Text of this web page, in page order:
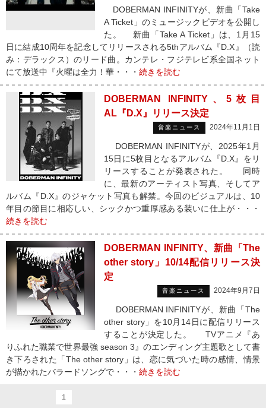
DOBERMAN INFINITYが、新曲「Take
A Ticket」のミュージックビデオを公開し
た。 新曲「Take A Ticket」は、1月15
日に結成10周年を記念してリリースされる5thアルバム『D.X』（読
み：デラックス）のリード曲。カンテレ・フジテレビ系全国ネット
にて放送中『火曜は全力！華・・・ 続きを読む
DOBERMAN INFINITY、5枚目
AL『D.X』リリース決定
音楽ニュース 2024年11月1日
DOBERMAN INFINITYが、2025年1月
15日に5枚目となるアルバム『D.X』をリ
リースすることが発表された。 同時
に、最新のアーティスト写真、そしてア
ルバム『D.X』のジャケット写真も解禁。今回のビジュアルは、10
年目の節目に相応しい、シックかつ重厚感ある装いに仕上が・・・
続きを読む
DOBERMAN INFINITY、新曲「The
other story」10/14配信リリース決
定
音楽ニュース 2024年9月7日
DOBERMAN INFINITYが、新曲「The
other story」を10月14日に配信リリース
することが決定した。 TVアニメ『あ
りふれた職業で世界最強 season 3』のエンディング主題歌として書
き下ろされた「The other story」は、恋に気づいた時の感情、情景
が描かれたバラードソングで・・・ 続きを読む
1